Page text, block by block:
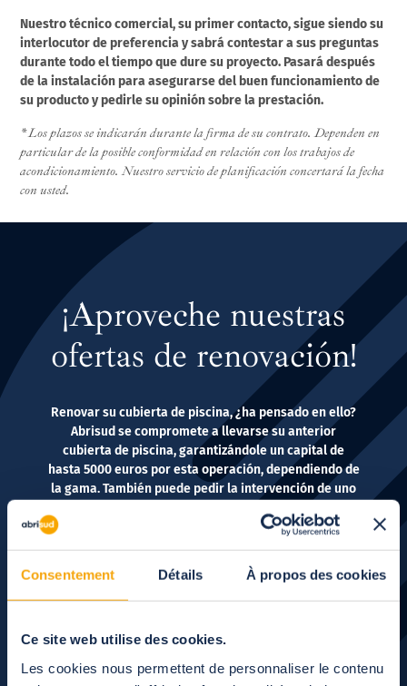
Consentement Détails À propos des cookies
Ce site web utilise des cookies.
Les cookies nous permettent de personnaliser le contenu
Nuestro técnico comercial, su primer contacto, sigue siendo su
interlocutor de preferencia y sabrá contestar a sus preguntas
durante todo el tiempo que dure su proyecto. Pasará después
de la instalación para asegurarse del buen funcionamiento de
su producto y pedirle su opinión sobre la prestación.
* Los plazos se indicarán durante la firma de su contrato. Dependen en
particular de la posible conformidad en relación con los trabajos de
acondicionamiento. Nuestro servicio de planificación concertará la fecha
con usted.
¡Aproveche nuestras
ofertas de renovación!
Renovar su cubierta de piscina, ¿ha pensado en ello?
Abrisud se compromete a llevarse su anterior
cubierta de piscina, garantizándole un capital de
hasta 5000 euros por esta operación, dependiendo de
la gama. También puede pedir la intervención de uno
diagnóstico de su cubierta y valoarar qué piezas
Siguiente